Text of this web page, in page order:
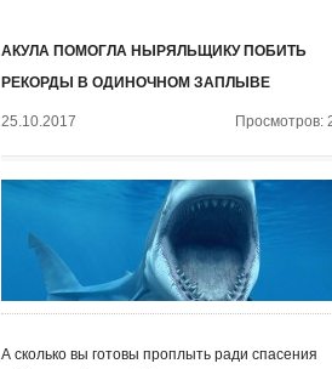
АКУЛА ПОМОГЛА НЫРЯЛЬЩИКУ ПОБИТЬ
РЕКОРДЫ В ОДИНОЧНОМ ЗАПЛЫВЕ
25.10.2017 Просмотров:
А сколько вы готовы проплыть ради спасения